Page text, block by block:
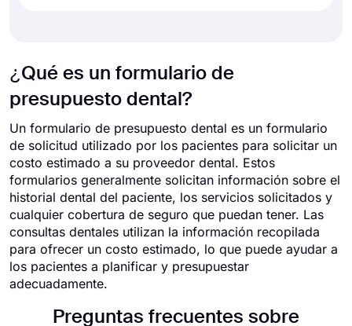
¿Qué es un formulario de
presupuesto dental?
Un formulario de presupuesto dental es un formulario
de solicitud utilizado por los pacientes para solicitar un
costo estimado a su proveedor dental. Estos
formularios generalmente solicitan información sobre el
historial dental del paciente, los servicios solicitados y
cualquier cobertura de seguro que puedan tener. Las
consultas dentales utilizan la información recopilada
para ofrecer un costo estimado, lo que puede ayudar a
los pacientes a planificar y presupuestar
adecuadamente.
Preguntas frecuentes sobre